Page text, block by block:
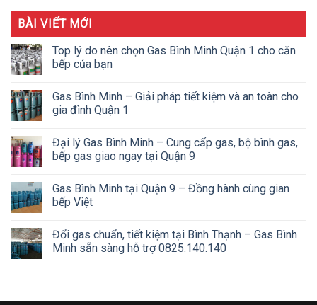
BÀI VIẾT MỚI
Top lý do nên chọn Gas Bình Minh Quận 1 cho căn
bếp của bạn
Gas Bình Minh – Giải pháp tiết kiệm và an toàn cho
gia đình Quận 1
Đại lý Gas Bình Minh – Cung cấp gas, bộ bình gas,
bếp gas giao ngay tại Quận 9
Gas Bình Minh tại Quận 9 – Đồng hành cùng gian
bếp Việt
Đổi gas chuẩn, tiết kiệm tại Bình Thạnh – Gas Bình
Minh sẵn sàng hỗ trợ 0825.140.140